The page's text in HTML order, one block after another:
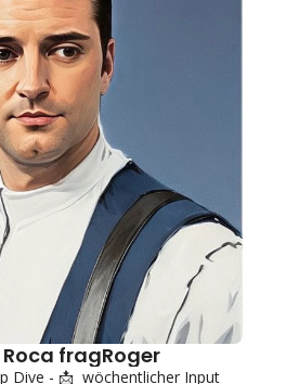
fragRoger
Dive - 📩  wöchentlicher Input